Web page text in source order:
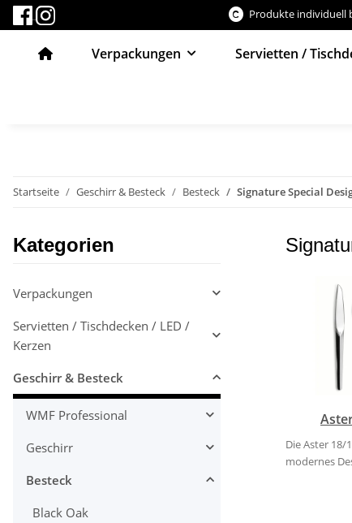
Produkte individuell
Verpackungen Servietten /
Startseite Geschirr & Besteck Besteck Signature Special
Die Aster 18/
modernes
Kategorien
Verpackungen
Servietten / Tischdecken / LED /
Kerzen
Geschirr & Besteck
WMF Professional
Geschirr
Besteck
Black Oak